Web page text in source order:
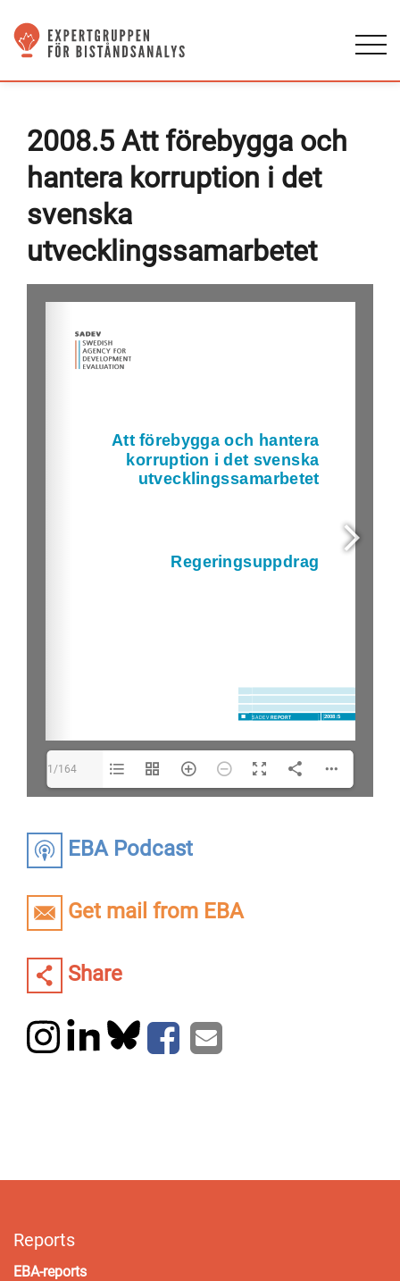
EBA Podcast
Get mail from EBA
Share
2008.5 Att förebygga och
hantera korruption i det
svenska
utvecklingssamarbetet
1/164
Reports
EBA-reports